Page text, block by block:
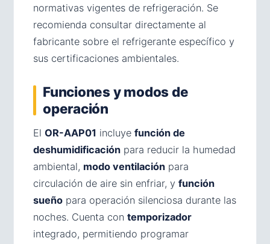
normativas vigentes de refrigeración. Se
recomienda consultar directamente al
fabricante sobre el refrigerante específico y
sus certificaciones ambientales.
Funciones y modos de
operación
El OR-AAP01 incluye función de
deshumidificación para reducir la humedad
ambiental, modo ventilación para
circulación de aire sin enfriar, y función
sueño para operación silenciosa durante las
noches. Cuenta con temporizador
integrado, permitiendo programar